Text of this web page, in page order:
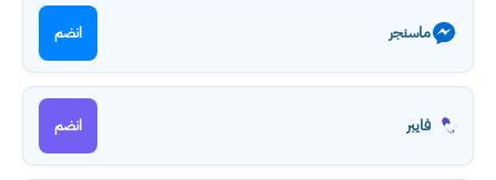
ماسنجر انضم
فايبر انضم